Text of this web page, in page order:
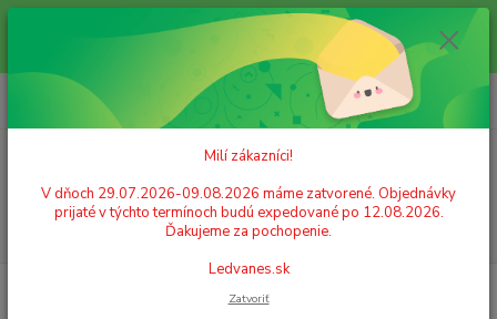
Milí zákazníci! V dňoch 29.07.2026-09.08.2026 máme zatvorené.
Objednávky prijaté v týchto termínoch budú expedované po 12.08.2026.
Ďakujeme za pochopenie. Ledvanes.sk
+421 908 755 958
Po. - Pia. od 9:00 hod. - 16:00 hod.
za0,00 EUR
Milí zákazníci!
V dňoch 29.07.2026-09.08.2026 máme zatvorené. Objednávky
prijaté v týchto termínoch budú expedované po 12.08.2026.
Ďakujeme za pochopenie.
Ledvanes.sk
Zatvoriť